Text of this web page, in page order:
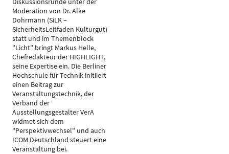
Moderation von Dr. Alke
Dohrmann (SiLK –
SicherheitsLeitfaden Kulturgut)
statt und im Themenblock
"Licht" bringt Markus Helle,
Chefredakteur der HIGHLIGHT,
seine Expertise ein. Die Berliner
Hochschule für Technik initiiert
einen Beitrag zur
Veranstaltungstechnik, der
Verband der
Ausstellungsgestalter VerA
widmet sich dem
"Perspektivwechsel" und auch
ICOM Deutschland steuert eine
Veranstaltung bei.